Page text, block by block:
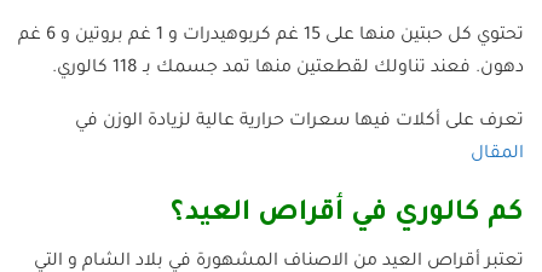
تحتوي كل حبتين منها على 15 غم كربوهيدرات و 1 غم بروتين و 6 غم
دهون. فعند تناولك لقطعتين منها تمد جسمك بـ 118 كالوري.
تعرف على أكلات فيها سعرات حرارية عالية لزيادة الوزن في
المقال
كم كالوري في أقراص العيد؟
تعتبر أقراص العيد من الاصناف المشهورة في بلاد الشام و التي